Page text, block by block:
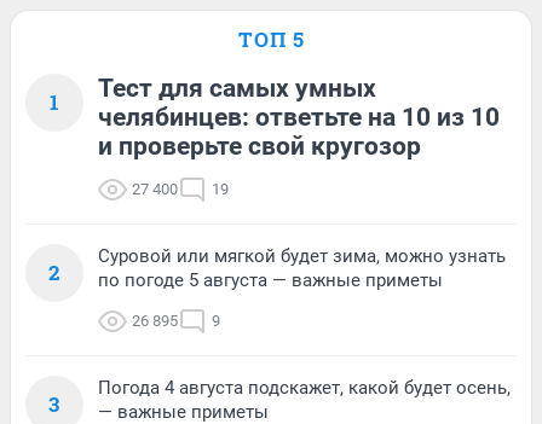
ТОП 5
1
Тест для самых умных
челябинцев: ответьте на 10 из 10
и проверьте свой кругозор
27 400 19
2
Суровой или мягкой будет зима, можно узнать
по погоде 5 августа — важные приметы
26 895 9
3
Погода 4 августа подскажет, какой будет осень,
— важные приметы